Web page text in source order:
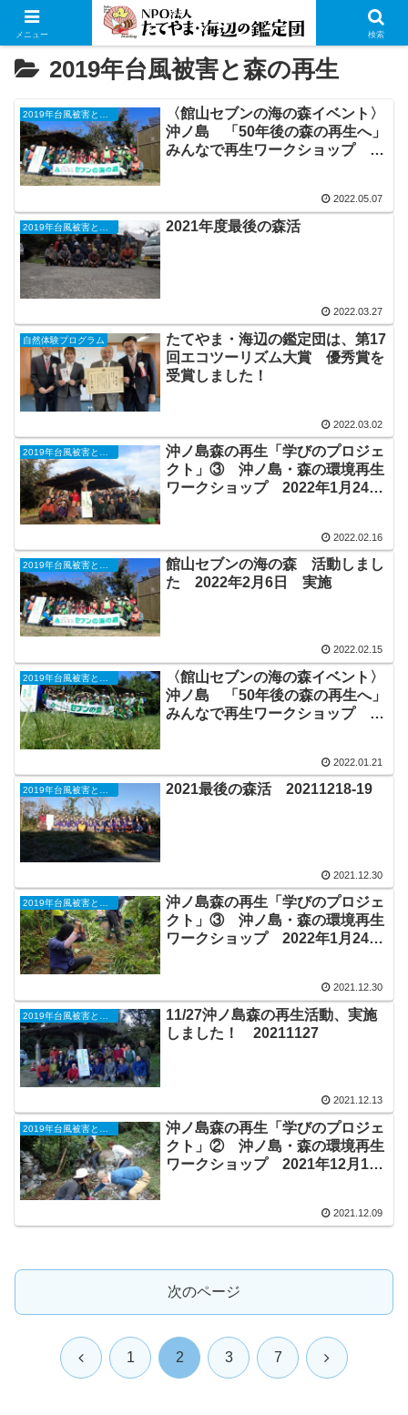
2019年台風被害と森の再生
2019年台風被害と森の再生
〈館山セブンの海の森イベント〉
沖ノ島 「50年後の森の再生へ」
みんなで再生ワークショップ
2022.05.07
2021年度最後の森活
2022.03.27
自然体験プログラム
たてやま・海辺の鑑定団は、第17
回エコツーリズム大賞 優秀賞を
受賞しました！
2022.03.02
2019年台風被害と森の再生
沖ノ島森の再生「学びのプロジェ
クト」③ 沖ノ島・森の環境再生
ワークショップ 2022年1月24日
2022.02.16
館山セブンの海の森 活動しまし
た 2022年2月6日 実施
2022.02.15
〈館山セブンの海の森イベント〉
沖ノ島 「50年後の森の再生へ」
みんなで再生ワークショップ
2022.01.21
2019年台風被害と森の再生 2021最後の森活 20211218-19
2021.12.30
沖ノ島森の再生「学びのプロジェ
クト」③ 沖ノ島・森の環境再生
ワークショップ 2022年1月24日
2021.12.30
11/27沖ノ島森の再生活動、実施
しました！ 20211127
2021.12.13
沖ノ島森の再生「学びのプロジェ
クト」② 沖ノ島・森の環境再生
ワークショップ 2021年12月18
2021.12.09
次のページ
前 1 2 3 7 次
メニュー 検索